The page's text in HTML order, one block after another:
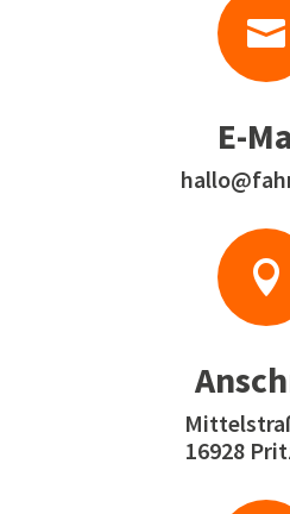

E-

16928